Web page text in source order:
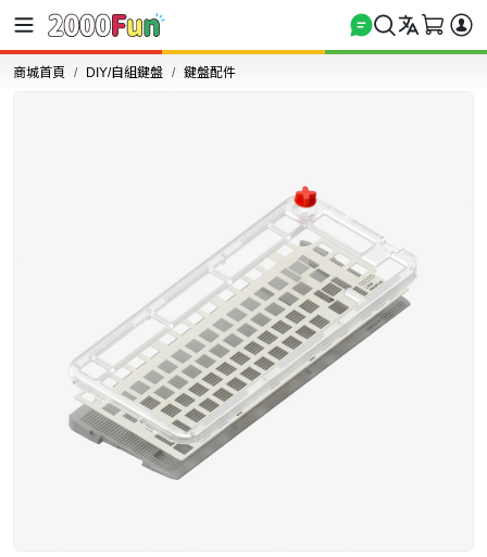
商城首頁 DIY/自組鍵盤 鍵盤配件